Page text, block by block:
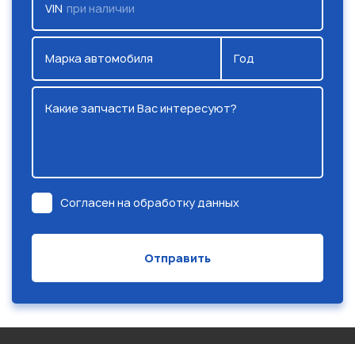
VIN при наличии
Марка автомобиля Год
Какие запчасти Вас интересуют?
Согласен на обработку данных